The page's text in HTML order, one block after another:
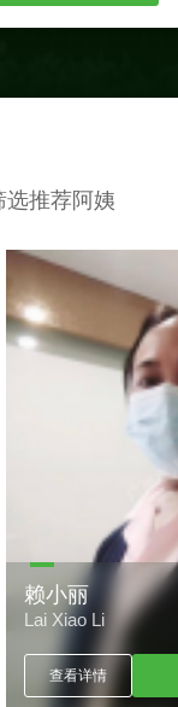
选推荐阿姨
赖小丽
Lai Xiao Li
查看详情